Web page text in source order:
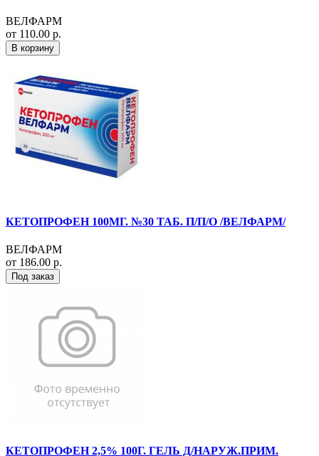
ВЕЛФАРМ
от 110.00 р.
В корзину
КЕТОПРОФЕН 100МГ. №30 ТАБ. П/П/О /ВЕЛФАРМ/
ВЕЛФАРМ
от 186.00 р.
Под заказ
КЕТОПРОФЕН 2,5% 100Г. ГЕЛЬ Д/НАРУЖ.ПРИМ.